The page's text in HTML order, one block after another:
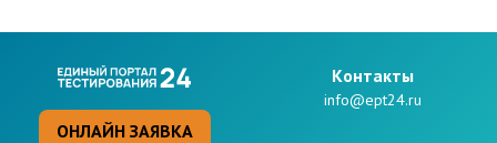
ОНЛАЙН ЗАЯВКА
Kонтакты
info@ept24.ru